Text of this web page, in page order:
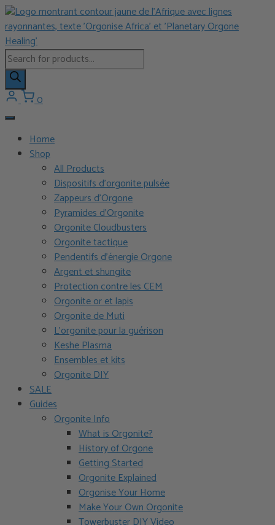
Aller
au
contenu
Recherche
de
produits
0
Home
Shop
All Products
Dispositifs d’orgonite pulsée
Zappeurs d’Orgone
Pyramides d’Orgonite
Orgonite Cloudbusters
Orgonite tactique
Pendentifs d’énergie Orgone
Argent et shungite
Protection contre les CEM
Orgonite or et lapis
Orgonite de Muti
L’orgonite pour la guérison
Keshe Plasma
Ensembles et kits
Orgonite DIY
SALE
Guides
Orgonite Info
What is Orgonite?
History of Orgone
Getting Started
Orgonite Explained
Orgonise Your Home
Make Your Own Orgonite